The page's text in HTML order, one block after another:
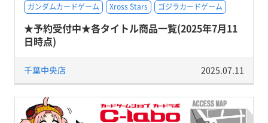
ガンダムカードゲーム
Xross Stars ゴジラカードゲーム
★予約受付中★各タイトル商品一覧(2025年7月11
日時点)
千葉中央店 2025.07.11